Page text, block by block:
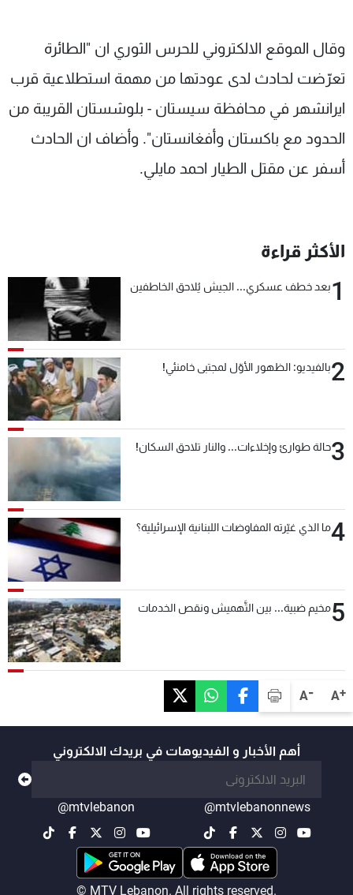
A+
A-
وقال الموقع الالكتروني للحرس الثوري ان "الطائرة
تعرّضت لحادث لدى عودتها من مهمة استطلاعية قرب
ايرانشهر في محافظة سيستان - بلوشستان القريبة من
الحدود مع باكستان وأفغانستان". وأضاف ان الحادث
أسفر عن مقتل الطيار احمد مايلي.
الأكثر قراءة
1بعد خطف عسكري... الجيش يُلاحق الخاطفين
2بالفيديو: الظهور الأوّل لمجتبى خامنئي!
3حالة طوارئ وإخلاءات... والنار تلاحق السكان!
4ما الذي غيّرته المفاوضات اللبنانية الإسرائيلية؟
5مخيم ضبية... بين التَّهميش ونقص الخدمات
أهم الأخبار و الفيديوهات في بريدك الالكتروني
@mtvlebanonnews
@mtvlebanon
© MTV Lebanon. All rights reserved.